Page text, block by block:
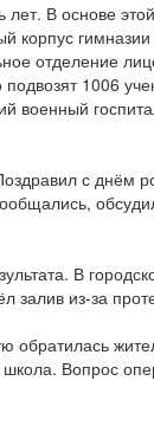
лет. В основе
корпус
отделение
1006
военный
с
В
залив из-за
Вопрос